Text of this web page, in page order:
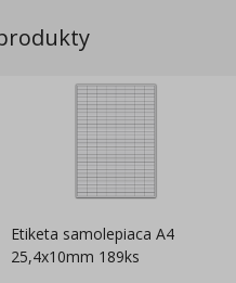
Etiketa samolepiaca A4
25,4x10mm 189ks